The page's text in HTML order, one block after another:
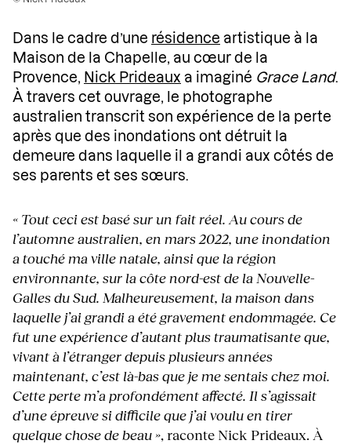
Dans le cadre d’une résidence artistique à la
Maison de la Chapelle, au cœur de la
Provence, Nick Prideaux a imaginé Grace Land.
À travers cet ouvrage, le photographe
australien transcrit son expérience de la perte
après que des inondations ont détruit la
demeure dans laquelle il a grandi aux côtés de
ses parents et ses sœurs.
« Tout ceci est basé sur un fait réel. Au cours de
l’automne australien, en mars 2022, une inondation
a touché ma ville natale, ainsi que la région
environnante, sur la côte nord-est de la Nouvelle-
Galles du Sud. Malheureusement, la maison dans
laquelle j’ai grandi a été gravement endommagée. Ce
fut une expérience d’autant plus traumatisante que,
vivant à l’étranger depuis plusieurs années
maintenant, c’est là-bas que je me sentais chez moi.
Cette perte m’a profondément affecté. Il s’agissait
d’une épreuve si difficile que j’ai voulu en tirer
quelque chose de beau », raconte Nick Prideaux. À